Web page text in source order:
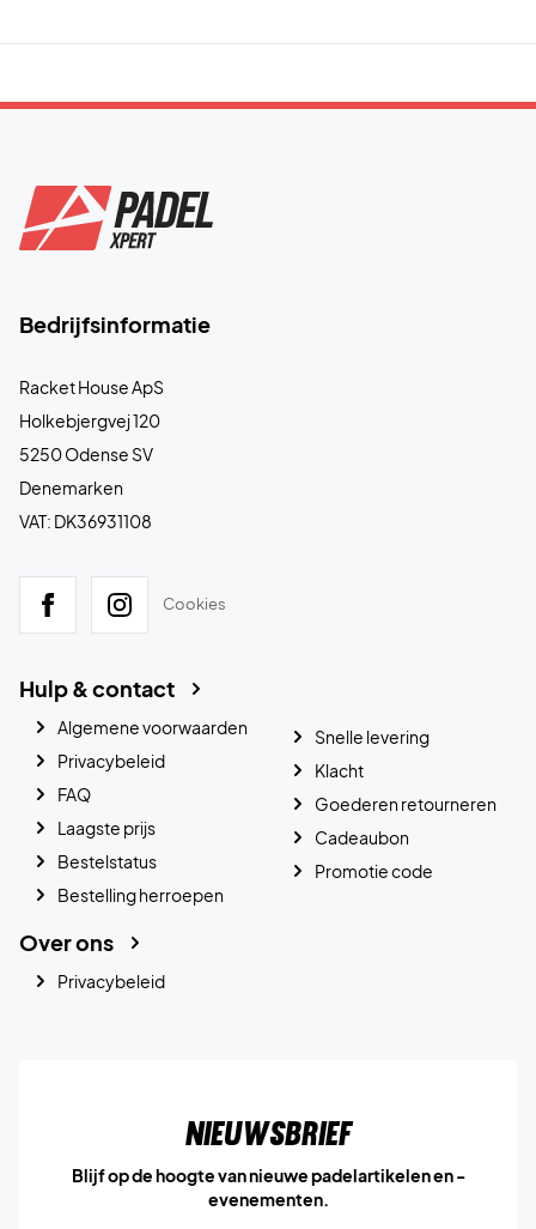
Bedrijfsinformatie
Racket House ApS
Holkebjergvej 120
5250 Odense SV
Denemarken
VAT: DK36931108
Cookies
Hulp & contact
Algemene voorwaarden
Privacybeleid
FAQ
Laagste prijs
Bestelstatus
Bestelling herroepen
Snelle levering
Klacht
Goederen retourneren
Cadeaubon
Promotie code
Over ons
Privacybeleid
Nieuwsbrief
Blijf op de hoogte van nieuwe padelartikelen en -
evenementen.